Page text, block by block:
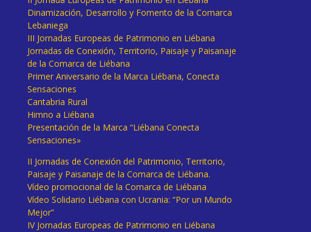
Dinamización, Desarrollo y Fomento de la Comarca
Lebaniega
III Jornadas Europeas de Patrimonio en Liébana
Jornadas de Conexión, Territorio, Paisaje y Paisanaje
de la Comarca de Liébana
Primer Aniversario de la Marca Liébana, Conecta
Sensaciones
Cantabria Rural
Himno a Liébana
Presentación de la Marca “Liébana Conecta
Sensaciones»
II Jornadas de Conexión del Patrimonio, Territorio,
Paisaje y Paisanaje de la Comarca de Liébana.
Vídeo promocional de la Comarca de Liébana
Vídeo Solidario Liébana con Ucrania: “Por un Mundo
Mejor”
IV Jornadas Europeas de Patrimonio en Liébana